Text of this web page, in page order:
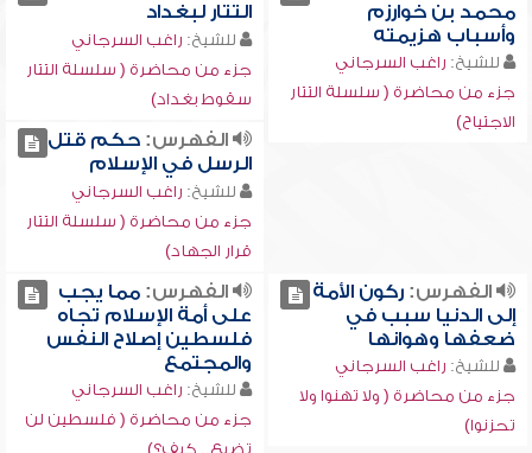
محمد بن خوارزم
وأسباب هزيمته
للشيخ: راغب السرجاني
جزء من محاضرة ( سلسلة التتار
الاجتياح)
التتار لبغداد
للشيخ: راغب السرجاني
جزء من محاضرة ( سلسلة التتار
سقوط بغداد)
الفهرس:حكم قتل
الرسل في الإسلام
للشيخ: راغب السرجاني
جزء من محاضرة ( سلسلة التتار
قرار الجهاد)
الفهرس:ركون الأمة
إلى الدنيا سبب في
ضعفها وهوانها
للشيخ: راغب السرجاني
جزء من محاضرة ( ولا تهنوا ولا
تحزنوا)
الفهرس:مما يجب
على أمة الإسلام تجاه
فلسطين إصلاح النفس
والمجتمع
للشيخ: راغب السرجاني
جزء من محاضرة ( فلسطين لن
تضيع.. كيف؟)